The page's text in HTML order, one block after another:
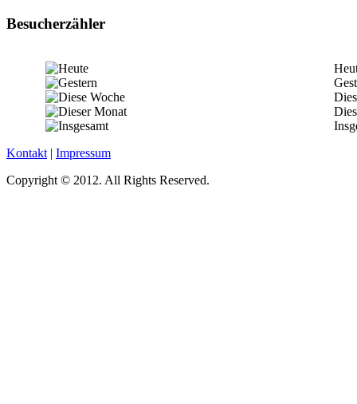
Besucherzähler
Kontakt | Impressum
Copyright © 2012. All Rights Reserved.